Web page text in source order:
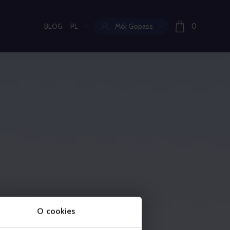
O cookies
BLOG Aktualny język:
PL Mój Gopass 0